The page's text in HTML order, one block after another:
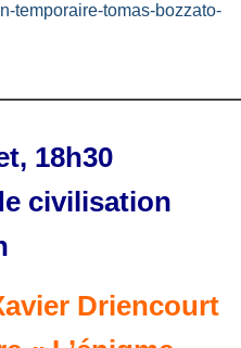
temporaire-tomas-bozzato-
18h30
civilisation
Driencourt